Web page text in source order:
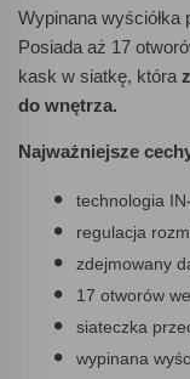
Wypinana
Posiada aż 17
kask w siatkę, która
do wnętrza.
Najważniejsze
technologia
regulacja
zdejmowany
17 otworów
siateczka
wypinana